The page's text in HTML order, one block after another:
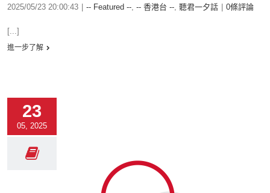
2025/05/23 20:00:43 -- Featured --, -- 香港台 --, 聽君一夕話 0條評論
[...]
進一步了解
23
05, 2025